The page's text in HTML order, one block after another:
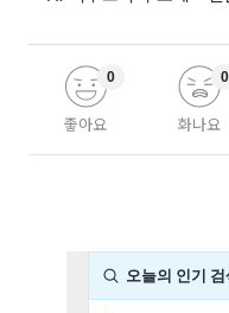
좋아요
0
화나요
0